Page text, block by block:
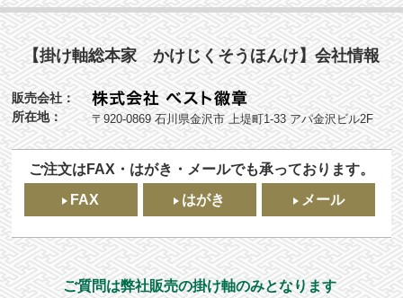
【掛け軸総本家 かけじくそうほんけ】会社情報
販売会社：
所在地：
〒920-0869 石川県金沢市 上堤町1-33 アパ金沢ビル2F
ご注文はFAX・はがき・メールでも承っております。
FAX
はがき メール
ご質問は弊社販売の掛け軸のみとなります